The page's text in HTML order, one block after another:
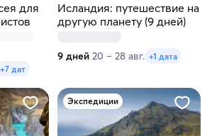
для
+7 дат
Исландия: путешествие на
другую планету (9 дней)
9 дней 20 – 28 авг. +1 дата
Экспедиции